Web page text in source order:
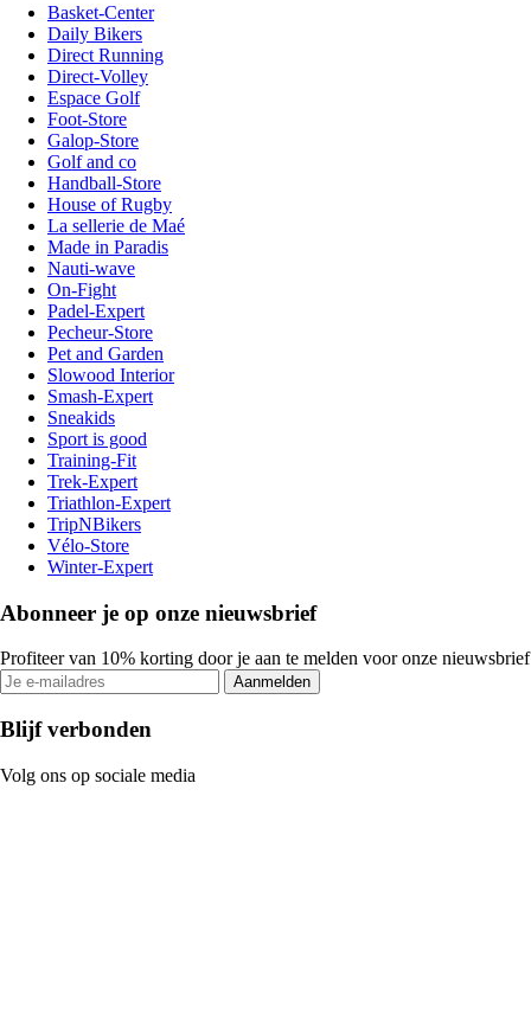
Basket-Center
Daily Bikers
Direct Running
Direct-Volley
Espace Golf
Foot-Store
Galop-Store
Golf and co
Handball-Store
House of Rugby
La sellerie de Maé
Made in Paradis
Nauti-wave
On-Fight
Padel-Expert
Pecheur-Store
Pet and Garden
Slowood Interior
Smash-Expert
Sneakids
Sport is good
Training-Fit
Trek-Expert
Triathlon-Expert
TripNBikers
Vélo-Store
Winter-Expert
Abonneer je op onze nieuwsbrief
Profiteer van 10% korting door je aan te melden voor onze nieuwsbrief
Aanmelden
Blijf verbonden
Volg ons op sociale media